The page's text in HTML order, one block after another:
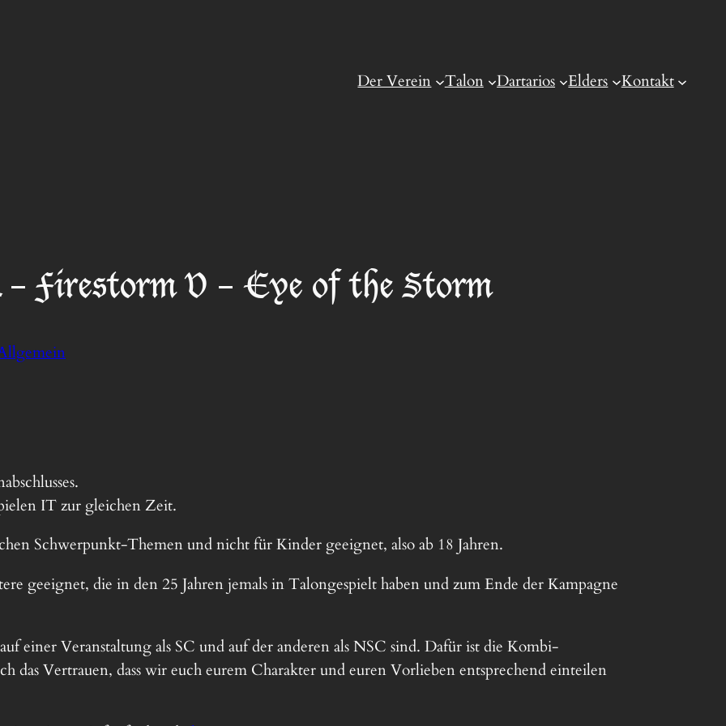
Der Verein Talon Dartarios Elders Kontakt
Firestorm V – Eye of the Storm
IT zur gleichen Zeit.
Schwerpunkt-Themen und nicht für Kinder geeignet, also ab 18 Jahren.
geeignet, die in den 25 Jahren jemals in Talongespielt haben und zum Ende der Kampagne
einer Veranstaltung als SC und auf der anderen als NSC sind. Dafür ist die Kombi-
das Vertrauen, dass wir euch eurem Charakter und euren Vorlieben entsprechend einteilen